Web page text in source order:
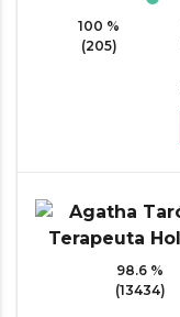
100 %
(205)
98.6 %
(13434)